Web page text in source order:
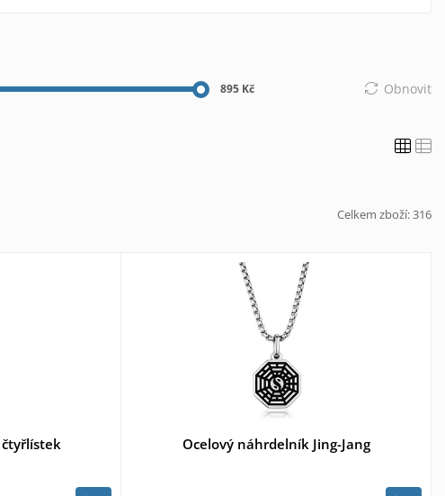
895 Kč Obnovit
Celkem zboží:316
Ocelový náhrdelník Jing-Jang